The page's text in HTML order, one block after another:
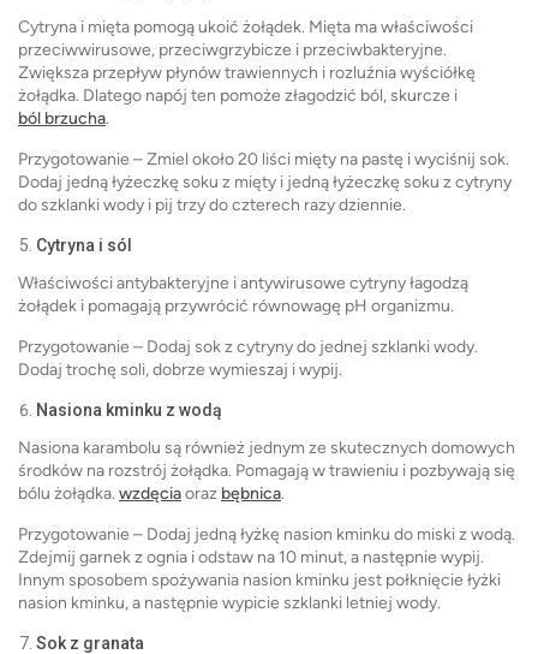
Cytryna i mięta pomogą ukoić żołądek. Mięta ma właściwości
przeciwwirusowe, przeciwgrzybicze i przeciwbakteryjne.
Zwiększa przepływ płynów trawiennych i rozluźnia wyściółkę
żołądka. Dlatego napój ten pomoże złagodzić ból, skurcze i
ból brzucha.
Przygotowanie – Zmiel około 20 liści mięty na pastę i wyciśnij sok.
Dodaj jedną łyżeczkę soku z mięty i jedną łyżeczkę soku z cytryny
do szklanki wody i pij trzy do czterech razy dziennie.
Cytryna i sól
Właściwości antybakteryjne i antywirusowe cytryny łagodzą
żołądek i pomagają przywrócić równowagę pH organizmu.
Przygotowanie – Dodaj sok z cytryny do jednej szklanki wody.
Dodaj trochę soli, dobrze wymieszaj i wypij.
Nasiona kminku z wodą
Nasiona karambolu są również jednym ze skutecznych domowych
środków na rozstrój żołądka. Pomagają w trawieniu i pozbywają się
bólu żołądka. wzdęciaoraz bębnica.
Przygotowanie – Dodaj jedną łyżkę nasion kminku do miski z wodą.
Zdejmij garnek z ognia i odstaw na 10 minut, a następnie wypij.
Innym sposobem spożywania nasion kminku jest połknięcie łyżki
nasion kminku, a następnie wypicie szklanki letniej wody.
Sok z granata